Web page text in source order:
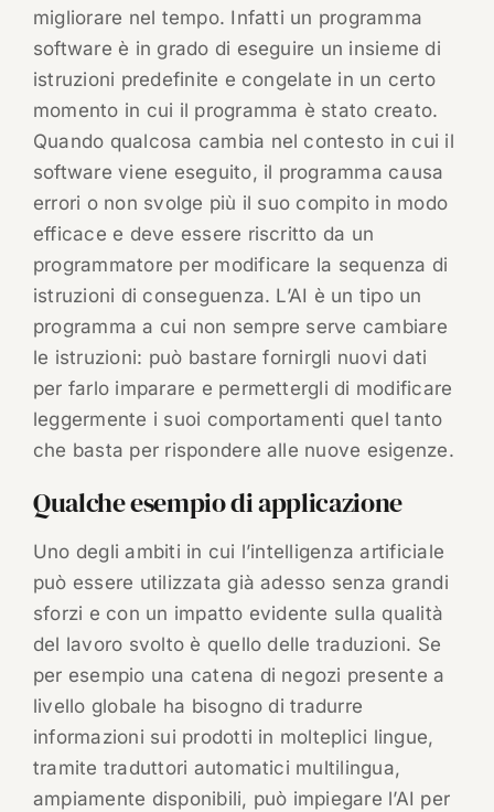
migliorare nel tempo. Infatti un programma
software è in grado di eseguire un insieme di
istruzioni predefinite e congelate in un certo
momento in cui il programma è stato creato.
Quando qualcosa cambia nel contesto in cui il
software viene eseguito, il programma causa
errori o non svolge più il suo compito in modo
efficace e deve essere riscritto da un
programmatore per modificare la sequenza di
istruzioni di conseguenza. L’AI è un tipo un
programma a cui non sempre serve cambiare
le istruzioni: può bastare fornirgli nuovi dati
per farlo imparare e permettergli di modificare
leggermente i suoi comportamenti quel tanto
che basta per rispondere alle nuove esigenze.
Qualche esempio di applicazione
Uno degli ambiti in cui l’intelligenza artificiale
può essere utilizzata già adesso senza grandi
sforzi e con un impatto evidente sulla qualità
del lavoro svolto è quello delle traduzioni. Se
per esempio una catena di negozi presente a
livello globale ha bisogno di tradurre
informazioni sui prodotti in molteplici lingue,
tramite traduttori automatici multilingua,
ampiamente disponibili, può impiegare l’AI per